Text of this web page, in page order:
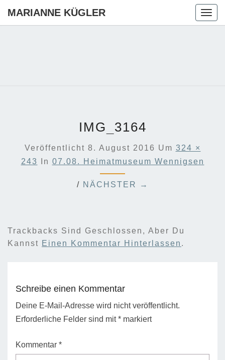
MARIANNE KÜGLER
IMG_3164
Veröffentlicht 8. August 2016 Um 324 ×
243
In 07.08. Heimatmuseum Wennigsen
/ NÄCHSTER →
Trackbacks Sind Geschlossen, Aber Du
Kannst Einen Kommentar Hinterlassen .
Schreibe einen Kommentar
Deine E-Mail-Adresse wird nicht veröffentlicht.
Erforderliche Felder sind mit* markiert
Kommentar *